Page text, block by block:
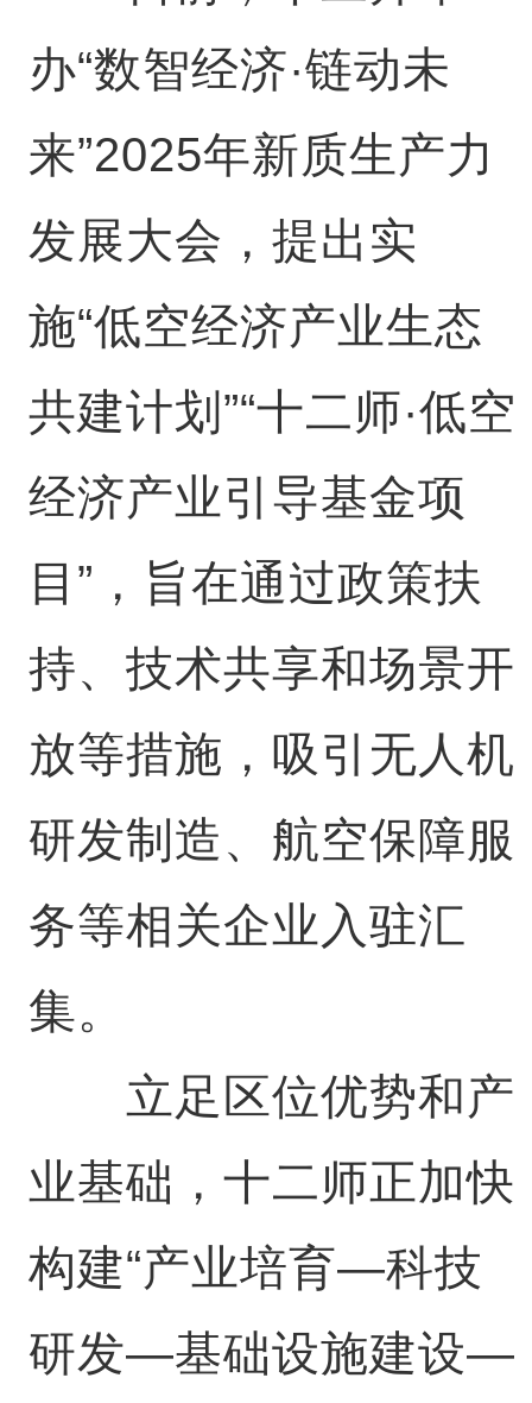
办“数智经济·链动未
来”2025年新质生产力
发展大会，提出实
施“低空经济产业生态
共建计划”“十二师·低空
经济产业引导基金项
目”，旨在通过政策扶
持、技术共享和场景开
放等措施，吸引无人机
研发制造、航空保障服
务等相关企业入驻汇
集。
立足区位优势和产
业基础，十二师正加快
构建“产业培育—科技
研发—基础设施建设—